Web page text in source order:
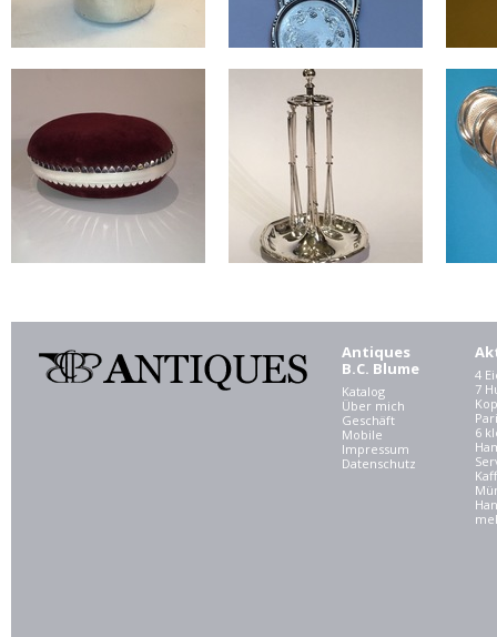
Antiques
B.C. Blume
Katalog
Über mich
Geschäft
Mobile
Impressum
Datenschutz
4
7
6